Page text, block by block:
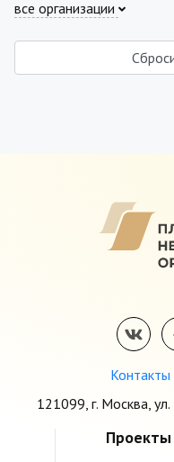
все организации
Контакты
121099, г. Москва,